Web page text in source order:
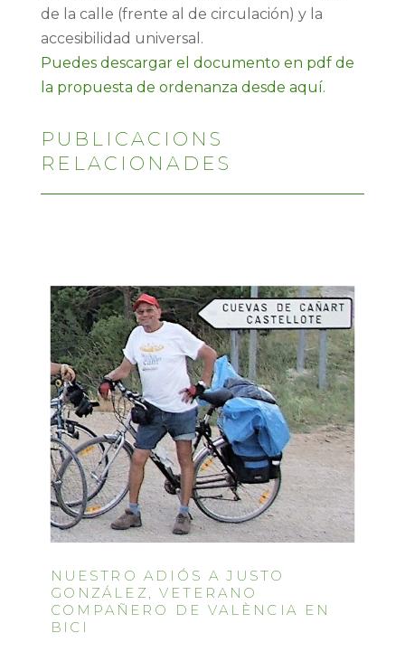
de la calle (frente al de circulación) y la
accesibilidad universal.
Puedes descargar el documento en pdf de
la propuesta de ordenanza desde aquí.
PUBLICACIONS
RELACIONADES
NUESTRO ADIÓS A JUSTO
GONZÁLEZ, VETERANO
COMPAÑERO DE VALÈNCIA EN
BICI